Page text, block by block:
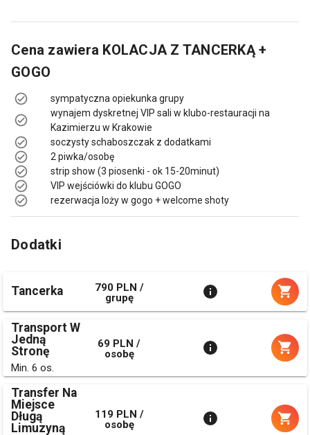
Cena zawiera KOLACJA Z TANCERKĄ +
GOGO
sympatyczna opiekunka grupy
wynajem dyskretnej VIP sali w klubo-restauracji na
Kazimierzu w Krakowie
soczysty schaboszczak z dodatkami
2 piwka/osobę
strip show (3 piosenki - ok 15-20minut)
VIP wejściówki do klubu GOGO
rezerwacja loży w gogo + welcome shoty
Dodatki
Tancerka
790 PLN /
grupę
Transport W
Jedną
Stronę
Min. 6 os.
69 PLN /
osobę
Transfer Na
Miejsce
Długą
Limuzyną
119 PLN /
osobę